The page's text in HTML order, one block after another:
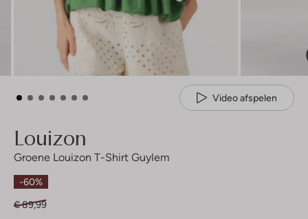
Video afspelen
Louizon
Groene Louizon T-Shirt Guylem
-60%
€ 89,99